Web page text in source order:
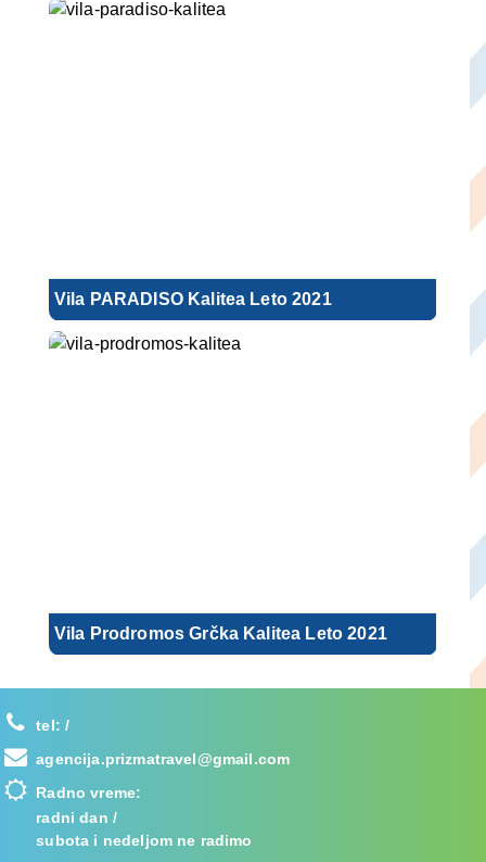
Vila PARADISO Kalitea Leto 2021
Vila Prodromos Grčka Kalitea Leto 2021
tel:/
agencija.prizmatravel@gmail.com
Radno vreme:
radni dan /
subota i nedeljom ne radimo